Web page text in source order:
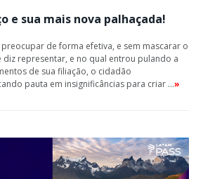
e sua mais nova palhaçada!
de forma efetiva, e sem mascarar o
representar, e no qual entrou pulando a
de sua filiação, o cidadão
pauta em insignificâncias para criar …»